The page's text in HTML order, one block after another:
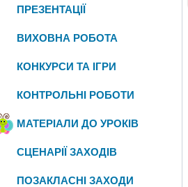
ПРЕЗЕНТАЦІЇ
ВИХОВНА РОБОТА
КОНКУРСИ ТА ІГРИ
КОНТРОЛЬНІ РОБОТИ
МАТЕРІАЛИ ДО УРОКІВ
СЦЕНАРІЇ ЗАХОДІВ
ПОЗАКЛАСНІ ЗАХОДИ